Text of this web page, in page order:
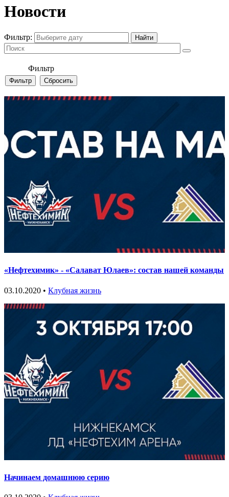
Новости
Фильтр:
Фильтр
«Нефтехимик» - «Салават Юлаев»: состав нашей команды
03.10.2020 • Клубная жизнь
Начинаем домашнюю серию